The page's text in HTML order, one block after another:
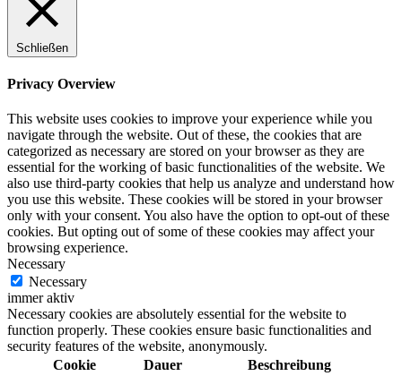
Schließen
Privacy Overview
This website uses cookies to improve your experience while you
navigate through the website. Out of these, the cookies that are
categorized as necessary are stored on your browser as they are
essential for the working of basic functionalities of the website. We
also use third-party cookies that help us analyze and understand how
you use this website. These cookies will be stored in your browser
only with your consent. You also have the option to opt-out of these
cookies. But opting out of some of these cookies may affect your
browsing experience.
Necessary
Necessary
immer aktiv
Necessary cookies are absolutely essential for the website to
function properly. These cookies ensure basic functionalities and
security features of the website, anonymously.
Cookie
Dauer Beschreibung